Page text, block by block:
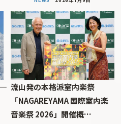
流山発の本格派室内楽祭
「NAGAREYAMA 国際室内楽
音楽祭 2026」開催概…